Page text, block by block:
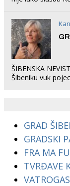
ŠIBENSKA
Šibeniku vuk
GRAD
GRADSKI
FRA MA FU
TVRĐAVE